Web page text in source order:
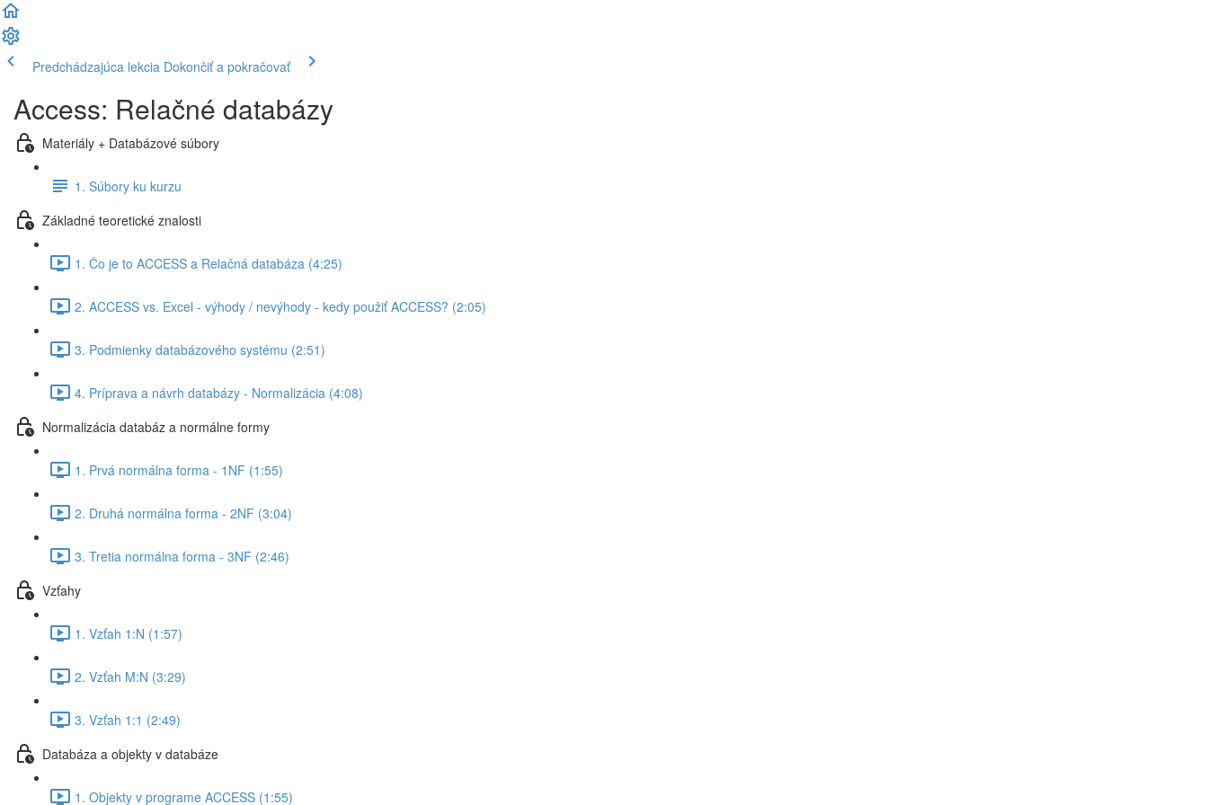
Predchádzajúca lekcia Dokončiť a pokračovať
Access: Relačné databázy
Materiály + Databázové súbory
1. Súbory ku kurzu
Základné teoretické znalosti
1. Čo je to ACCESS a Relačná databáza (4:25)
2. ACCESS vs. Excel - výhody / nevýhody - kedy použiť ACCESS? (2:05)
3. Podmienky databázového systému (2:51)
4. Príprava a návrh databázy - Normalizácia (4:08)
Normalizácia databáz a normálne formy
1. Prvá normálna forma - 1NF (1:55)
2. Druhá normálna forma - 2NF (3:04)
3. Tretia normálna forma - 3NF (2:46)
Vzťahy
1. Vzťah 1:N (1:57)
2. Vzťah M:N (3:29)
3. Vzťah 1:1 (2:49)
Databáza a objekty v databáze
1. Objekty v programe ACCESS (1:55)